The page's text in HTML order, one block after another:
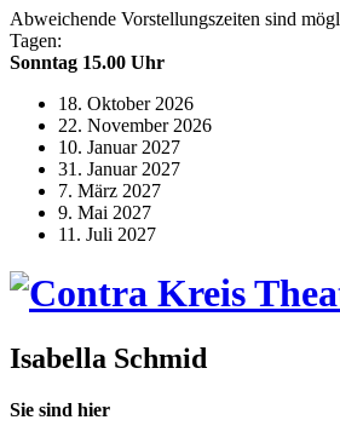
Abweichende Vorstellungszeiten sind
Tagen:
Sonntag 15.00 Uhr
18. Oktober 2026
22. November 2026
10. Januar 2027
31. Januar 2027
7. März 2027
9. Mai 2027
11. Juli 2027
Isabella Schmid
Sie sind hier